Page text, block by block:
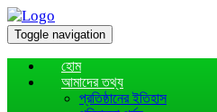
Toggle navigation
হোম
আমাদের তথ্য
প্রতিষ্ঠানের ইতিহাস